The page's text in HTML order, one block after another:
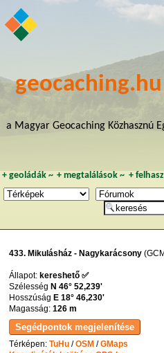
geocaching.hu
a Magyar Geocaching Közhasznú
+ geoládák~ +megtalálások ~ +
433. Mikulásház - Nagykarácsony
Állapot: kereshető ✅
Szélesség N 46° 52,239'
Hosszúság E 18° 46,230'
Magasság:126 m
Térképen:TuHu /OSM /GMaps